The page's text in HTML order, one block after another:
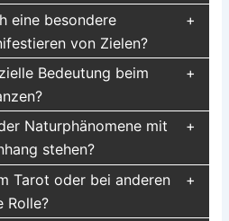
eine besondere
von Zielen?
Bedeutung beim
Naturphänomene mit
stehen?
Tarot oder bei anderen
Rolle?